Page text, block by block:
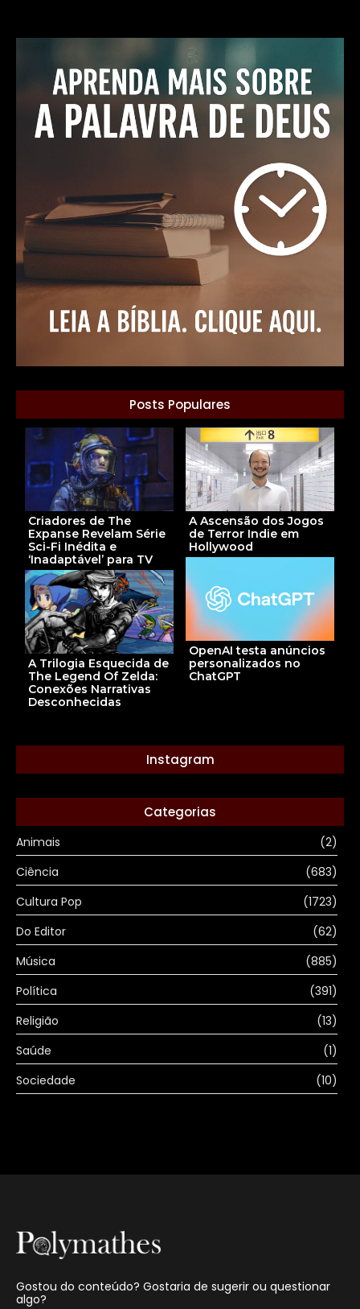
Posts Populares
Criadores de The
Expanse Revelam Série
Sci-Fi Inédita e
‘Inadaptável’ para TV
A Ascensão dos Jogos
de Terror Indie em
Hollywood
OpenAI testa anúncios
personalizados no
ChatGPT
A Trilogia Esquecida de
The Legend Of Zelda:
Conexões Narrativas
Desconhecidas
Instagram
Categorias
Animais
(2)
Ciência
(683)
Cultura Pop
(1723)
Do Editor
(62)
Música
(885)
Política
(391)
Religião
(13)
Saúde
(1)
Sociedade
(10)
Gostou do conteúdo? Gostaria de sugerir ou questionar
algo?